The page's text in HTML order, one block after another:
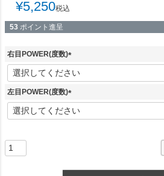
¥5,250税込
53 ポイント進呈
右目POWER(度数)
(
必
須
左目POWER(度数)
(
必